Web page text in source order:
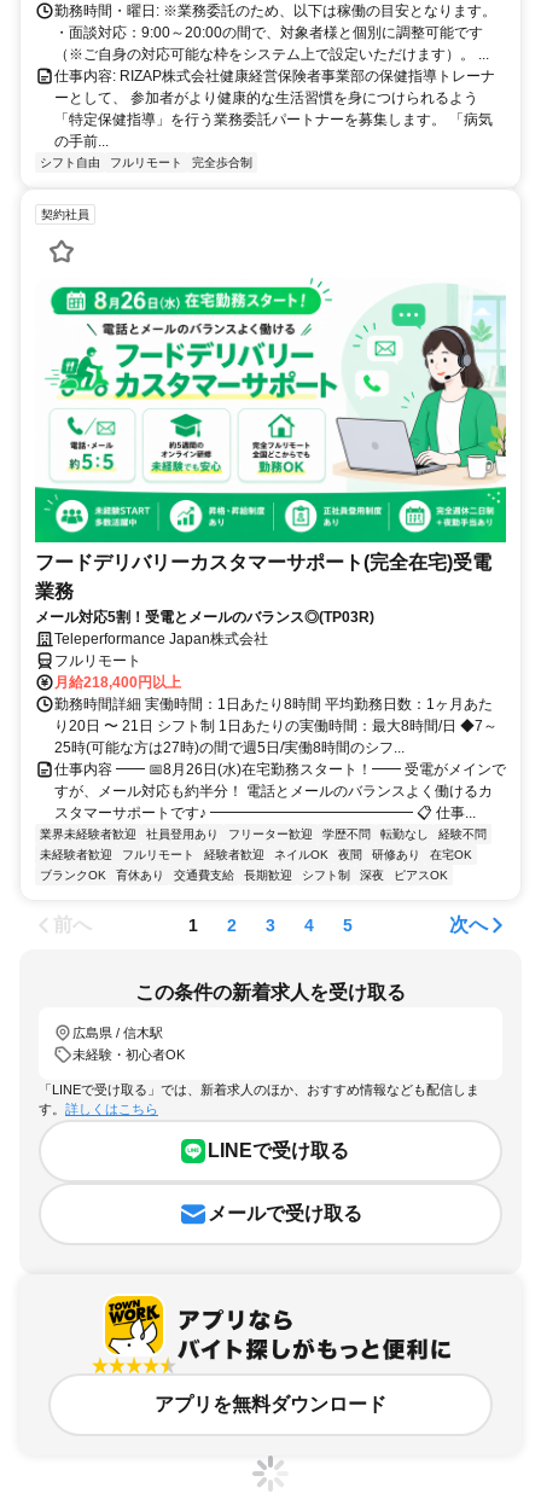
に。充実のサポート体制で、安心の在宅ワークを始めませんか？
勤務時間・曜日: ※業務委託のため、以下は稼働の目安となります。
・面談対応：9:00～20:00の間で、対象者様と個別に調整可能です
（※ご自身の対応可能な枠をシステム上で設定いただけます）。 ...
仕事内容: RIZAP株式会社健康経営保険者事業部の保健指導トレーナ
ーとして、 参加者がより健康的な生活習慣を身につけられるよう
「特定保健指導」を行う業務委託パートナーを募集します。 「病気
の手前...
シフト自由 フルリモート 完全歩合制
契約社員
フードデリバリーカスタマーサポート(完全在宅)受電
業務
メール対応5割！受電とメールのバランス◎(TP03R)
Teleperformance Japan株式会社
フルリモート
月給218,400円以上
勤務時間詳細 実働時間：1日あたり8時間 平均勤務日数：1ヶ月あた
り20日 〜 21日 シフト制 1日あたりの実働時間：最大8時間/日 ◆7～
25時(可能な方は27時)の間で週5日/実働8時間のシフ...
仕事内容 ━━ 📅8月26日(水)在宅勤務スタート！━━ 受電がメインで
すが、メール対応も約半分！ 電話とメールのバランスよく働けるカ
スタマーサポートです♪ ━━━━━━━━━━━━━━ 📋 仕事...
業界未経験者歓迎 社員登用あり フリーター歓迎 学歴不問 転勤なし
経験不問
未経験者歓迎
フルリモート 経験者歓迎 ネイルOK 夜間 研修あり
在宅OK
ブランクOK
育休あり 交通費支給 長期歓迎 シフト制 深夜 ピアスOK
前へ 1 2 3 4 5 次へ
この条件の新着求人を受け取る
広島県 / 信木駅
未経験・初心者OK
「LINEで受け取る」では、新着求人のほか、おすすめ情報なども配信しま
す。 詳しくはこちら
LINEで受け取る
メールで受け取る
アプリを無料ダウンロード